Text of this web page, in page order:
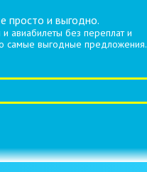
просто и выгодно.
авиабилеты без переплат и
самые выгодные предложения.